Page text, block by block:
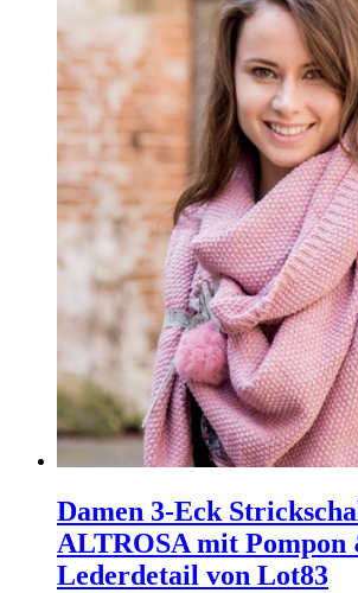
Damen 3-Eck
ALTROSA mit Pompon
Lederdetail von Lot83